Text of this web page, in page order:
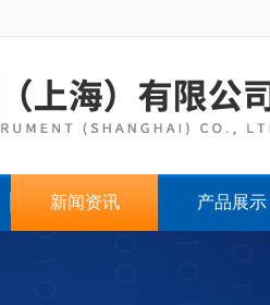
新闻资讯 产品展示